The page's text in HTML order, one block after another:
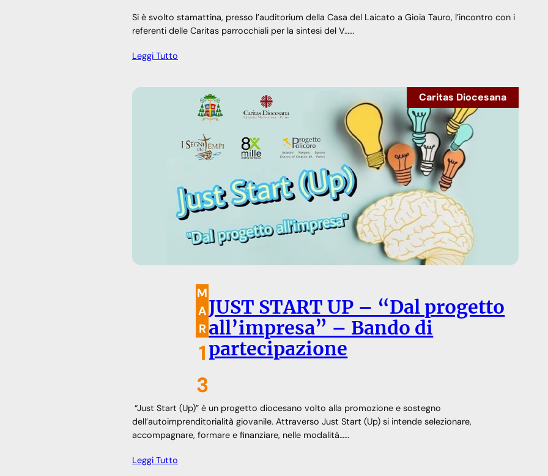
Si è svolto stamattina, presso l’auditorium della Casa del Laicato a Gioia Tauro, l’incontro con i
referenti delle Caritas parrocchiali per la sintesi del V……
Leggi Tutto
Caritas Diocesana
M
A
R
1
3
JUST START UP – “Dal progetto
all’impresa” – Bando di
partecipazione
“Just Start (Up)” è un progetto diocesano volto alla promozione e sostegno
dell’autoimprenditorialità giovanile. Attraverso Just Start (Up) si intende selezionare,
accompagnare, formare e finanziare, nelle modalità……
Leggi Tutto